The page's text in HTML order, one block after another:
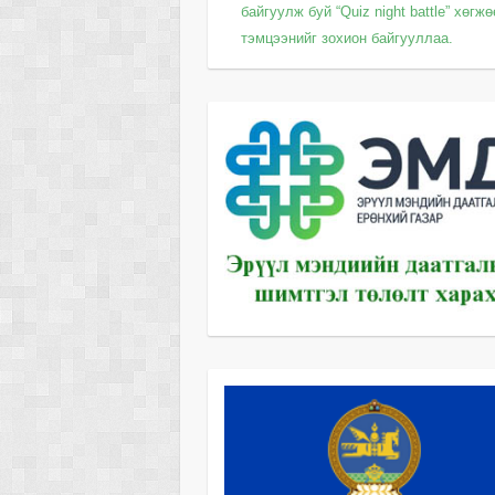
байгуулж буй “Quiz night battle”
тэмцээнийг зохион байгууллаа.